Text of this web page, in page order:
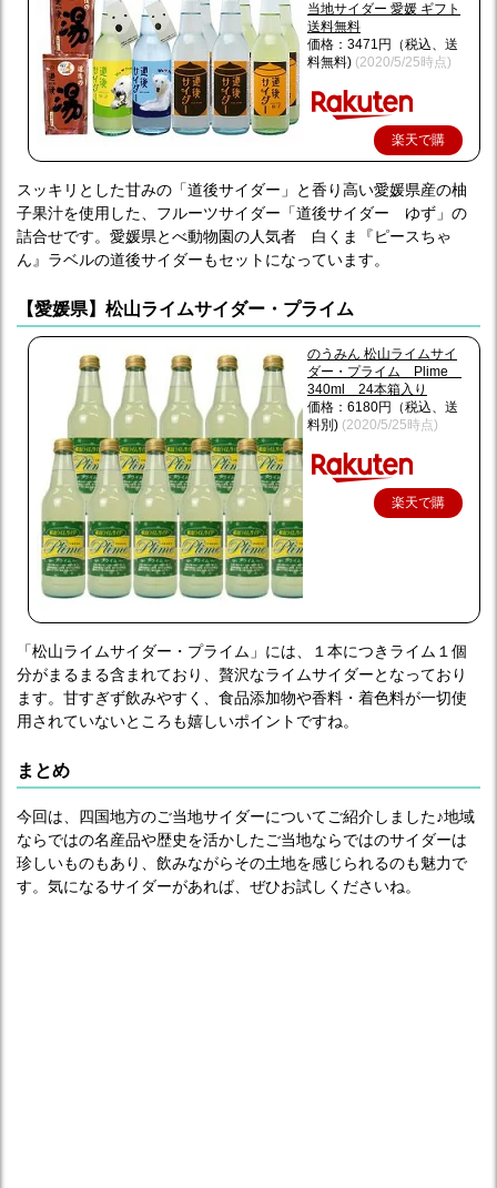
当地サイダー 愛媛 ギフト
送料無料
価格：3471円（税込、送
料無料) (2020/5/25時点)
楽天で購
スッキリとした甘みの「道後サイダー」と香り高い愛媛県産の柚
子果汁を使用した、フルーツサイダー「道後サイダー ゆず」の
詰合せです。愛媛県とべ動物園の人気者 白くま『ピースちゃ
ん』ラベルの道後サイダーもセットになっています。
【愛媛県】松山ライムサイダー・プライム
のうみん 松山ライムサイ
ダー・プライム Plime
340ml 24本箱入り
価格：6180円（税込、送
料別) (2020/5/25時点)
楽天で購
「松山ライムサイダー・プライム」には、１本につきライム１個
分がまるまる含まれており、贅沢なライムサイダーとなっており
ます。甘すぎず飲みやすく、食品添加物や香料・着色料が一切使
用されていないところも嬉しいポイントですね。
まとめ
今回は、四国地方のご当地サイダーについてご紹介しました♪地域
ならではの名産品や歴史を活かしたご当地ならではのサイダーは
珍しいものもあり、飲みながらその土地を感じられるのも魅力で
す。気になるサイダーがあれば、ぜひお試しくださいね。